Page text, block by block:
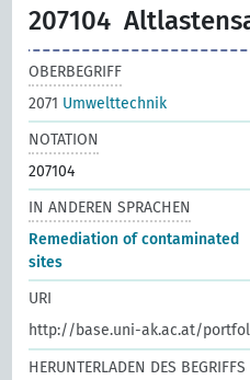
207104
OBERBEGRIFF
2071 Umwelttechnik
NOTATION
207104
IN ANDEREN SPRACHEN
Remediation of contaminated
sites
URI
http://base.uni-ak.ac.at/
HERUNTERLADEN DES BEGRIFFS